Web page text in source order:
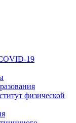
19
физической